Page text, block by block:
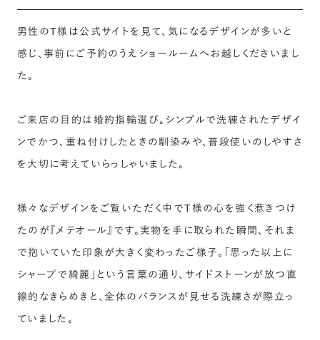
男性のT様は公式サイトを見て、気になるデザインが多いと
感じ、事前にご予約のうえショールームへお越しくださいまし
た。
ご来店の目的は婚約指輪選び。シンプルで洗練されたデザイ
ンでかつ、重ね付けしたときの馴染みや、普段使いのしやすさ
を大切に考えていらっしゃいました。
様々なデザインをご覧いただく中でT様の心を強く惹きつけ
たのが『メテオール』です。実物を手に取られた瞬間、それま
で抱いていた印象が大きく変わったご様子。「思った以上に
シャープで綺麗」という言葉の通り、サイドストーンが放つ直
線的なきらめきと、全体のバランスが見せる洗練さが際立っ
ていました。